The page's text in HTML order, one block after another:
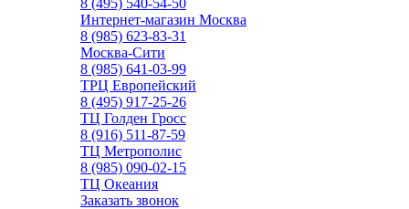
8 (495) 540-54-50
Интернет-магазин Москва
8 (985) 623-83-31
Москва-Сити
8 (985) 641-03-99
ТРЦ Европейский
8 (495) 917-25-26
ТЦ Голден Гросс
8 (916) 511-87-59
ТЦ Метрополис
8 (985) 090-02-15
ТЦ Океания
Заказать звонок